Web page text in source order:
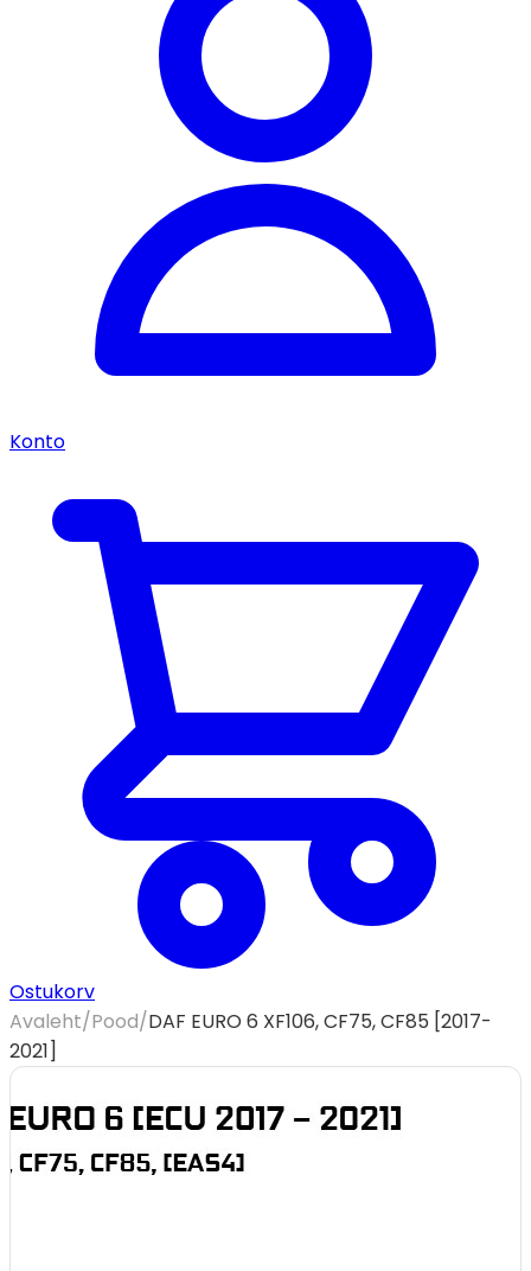
Konto
Ostukorv
Avaleht/Pood/DAF EURO 6 XF106, CF75, CF85 [2017-
2021]